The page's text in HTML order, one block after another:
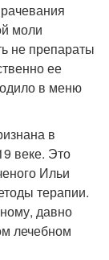
моли
не препараты
ее
в меню
в
веке. Это
Ильи
терапии.
давно
лечебном